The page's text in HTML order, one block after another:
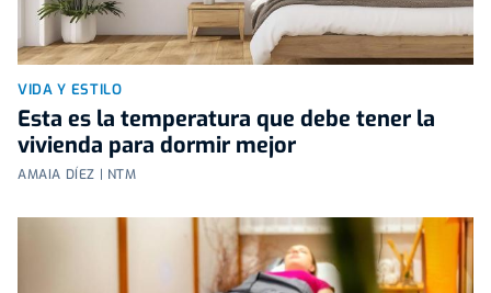
VIDA Y ESTILO
Esta es la temperatura que debe tener la
vivienda para dormir mejor
AMAIA DÍEZ | NTM